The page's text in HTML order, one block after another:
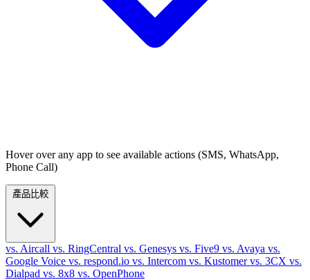
Hover over any app to see available actions (SMS, WhatsApp,
Phone Call)
vs. Aircall vs. RingCentral vs. Genesys vs. Five9 vs. Avaya vs.
Google Voice vs. respond.io vs. Intercom vs. Kustomervs. 3CX vs.
Dialpad vs. 8x8 vs. OpenPhone